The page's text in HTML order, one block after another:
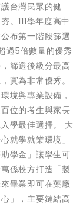
台灣民眾的健
。111學年度高中
布第一階段篩選
過5倍數量的優秀
篩選後級分最高
實為非常優秀。
境與專業設備，
位的考生與家長
學最佳選擇。 大
就學就業環境」
學金」讓學生可
係校方打造「製
畢業即可在藥廠
」，主要鏈結高